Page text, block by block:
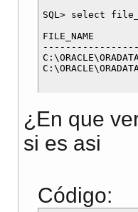
SQL> select
FILE_NAME
¿En que
si es asi
Código: